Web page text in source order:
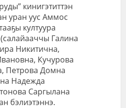
кинигэтиттэн
уран уус Аммос
култуура
Галина
Никитична,
Кучурова
Петрова Домна
Надежда
Саргылана
бэлиэтэннэ.